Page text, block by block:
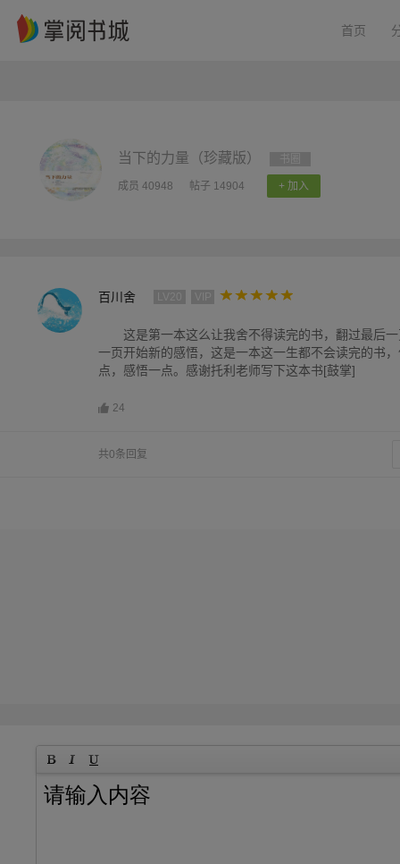
首页
当下的力量（珍藏版）
成员 40948 帖子 14904 + 加入
百川舍
这是第一本这么让我舍不得读完的书，翻过最后
一页开始新的感悟，这是一本这一生都不会读完的书
点，感悟一点。感谢托利老师写下这本书[鼓掌]
24
共0条回复